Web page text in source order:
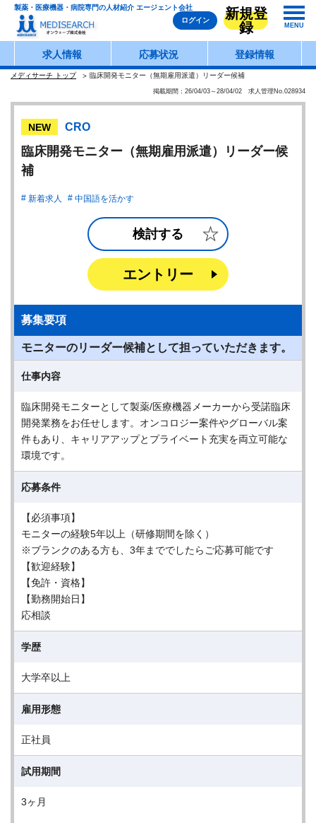
製薬・医療機器・病院専門の人材紹介 エージェント会社
ログイン
新規登
録
MENU
求人情報 応募状況 登録情報
メディサーチ トップ 臨床開発モニター（無期雇用派遣）リーダー候補
掲載期間：26/04/03～28/04/02 求人管理No.028934
NEW CRO
臨床開発モニター（無期雇用派遣）リーダー候
補
新着求人 中国語を活かす
検討する
エントリー
募集要項
モニターのリーダー候補として担っていただきます。
仕事内容
臨床開発モニターとして製薬/医療機器メーカーから受諾臨床
開発業務をお任せします。オンコロジー案件やグローバル案
件もあり、キャリアアップとプライベート充実を両立可能な
環境です。
応募条件
【必須事項】
モニターの経験5年以上（研修期間を除く）
※ブランクのある方も、3年まででしたらご応募可能です
【歓迎経験】
【免許・資格】
【勤務開始日】
応相談
学歴
大学卒以上
雇用形態
正社員
試用期間
3ヶ月